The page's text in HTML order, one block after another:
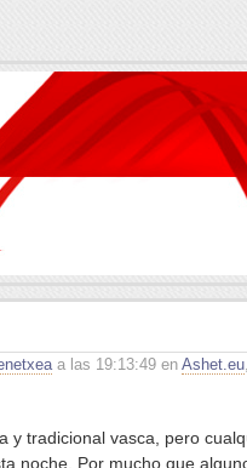
a las 19:13:49 en Ashet.eu
y tradicional vasca, pero
noche. Por mucho que